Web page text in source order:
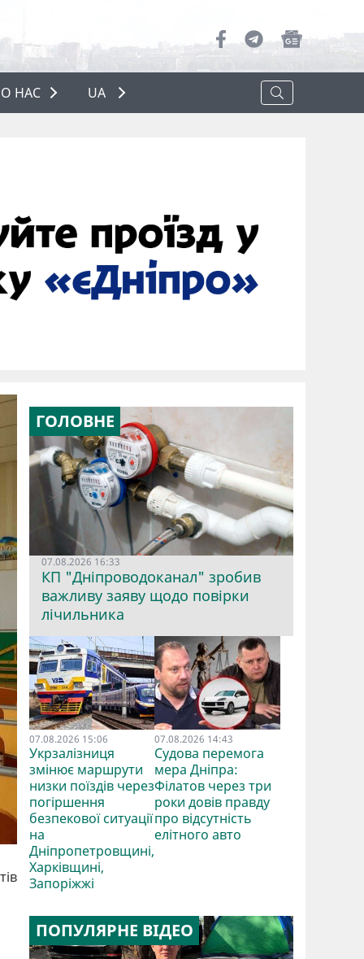
НАС
НАС
UA
ГОЛОВНЕ
07.08.2026 16:33
КП "Дніпроводоканал" зробив
важливу заяву щодо повірки
лічильника
07.08.2026 15:06
Укрзалізниця
змінює маршрути
низки поїздів через
погіршення
безпекової ситуації
на
Дніпропетровщині,
Харківщині,
Запоріжжі
07.08.2026 14:43
Судова перемога
мера Дніпра:
Філатов через три
роки довів правду
про відсутність
елітного авто
ПОПУЛЯРНЕ ВІДЕО